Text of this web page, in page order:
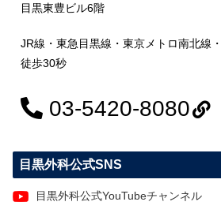
目黒東豊ビル6階
JR線・東急目黒線・東京メトロ南北線
徒歩30秒
03-5420-8080
目黒外科公式SNS
目黒外科公式YouTubeチャンネル